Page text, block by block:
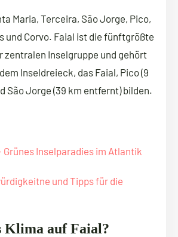
Maria, Terceira, São Jorge, Pico,
und Corvo. Faial ist die fünftgrößte
zentralen Inselgruppe und gehört
Inseldreieck, das Faial, Pico (9
São Jorge (39 km entfernt) bilden.
Grünes Inselparadies im Atlantik
und Tipps für die
Klima auf Faial?